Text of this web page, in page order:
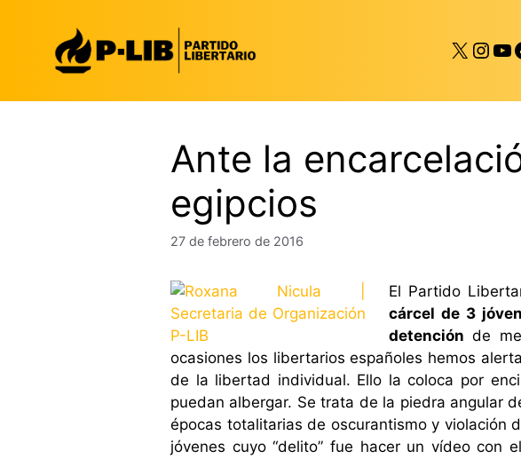
contenido
X
Ante la
egipcios
27 de febrero de 2016
El Partido
cárcel de 3
detención de
ocasiones los libertarios españoles hemos
de la libertad individual. Ello la coloca por
puedan albergar. Se trata de la piedra angular
épocas totalitarias de oscurantismo y violación
jóvenes cuyo “delito” fue hacer un vídeo con